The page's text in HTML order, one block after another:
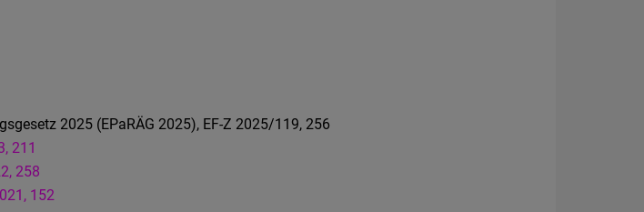
2025 (EPaRÄG 2025), EF-Z 2025/119, 256
211
258
152